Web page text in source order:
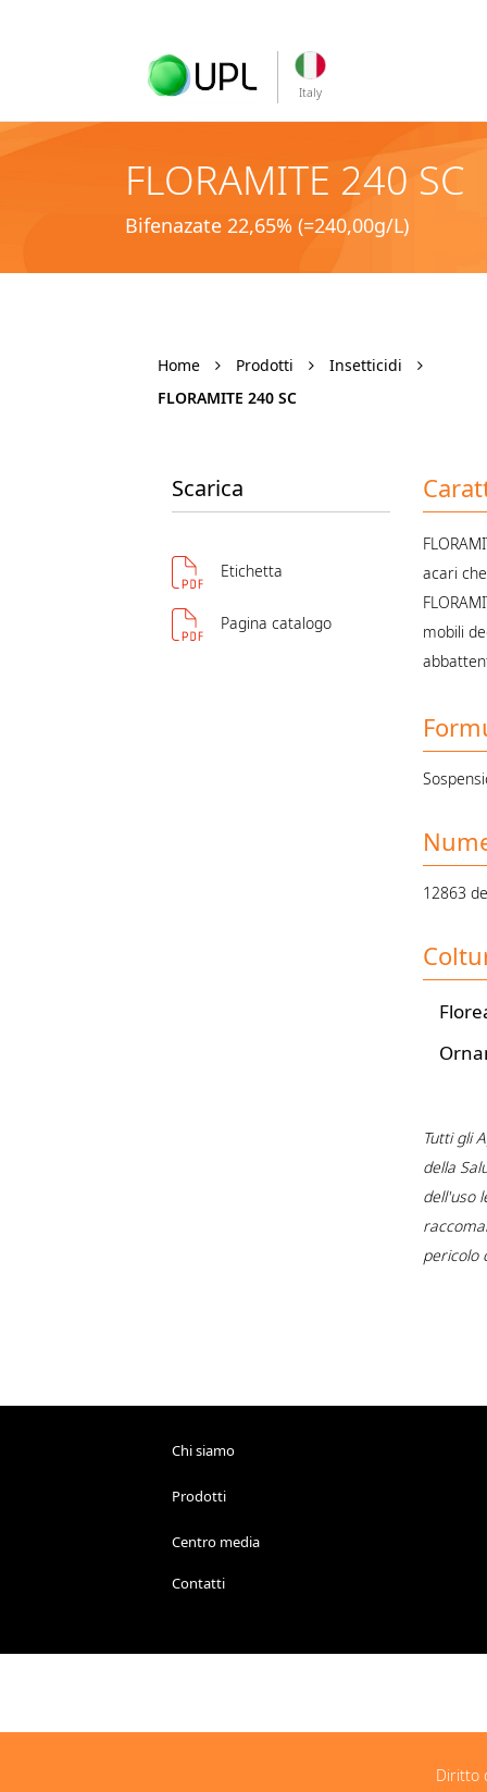
Italy
FLORAMITE 240 SC
Bifenazate 22,65% (=240,00g/L)
Home Prodotti
Insetticidi
FLORAMITE 240 SC
Scarica
Etichetta
Pagina catalogo
acari
mobili
12863
Tutti gli
della
dell'uso
pericolo
Chi siamo
Prodotti
Centro media
Contatti
Diritto